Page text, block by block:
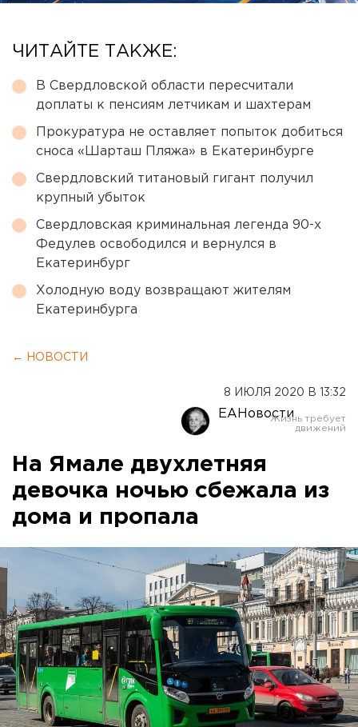
ЧИТАЙТЕ ТАКЖЕ:
В Свердловской области пересчитали
доплаты к пенсиям летчикам и шахтерам
Прокуратура не оставляет попыток добиться
сноса «Шарташ Пляжа» в Екатеринбурге
Свердловский титановый гигант получил
крупный убыток
Свердловская криминальная легенда 90-х
Федулев освободился и вернулся в
Екатеринбург
Холодную воду возвращают жителям
Екатеринбурга
← НОВОСТИ
8 ИЮЛЯ 2020 В 13:32
ЕАНовости
На Ямале двухлетняя
девочка ночью сбежала из
дома и пропала